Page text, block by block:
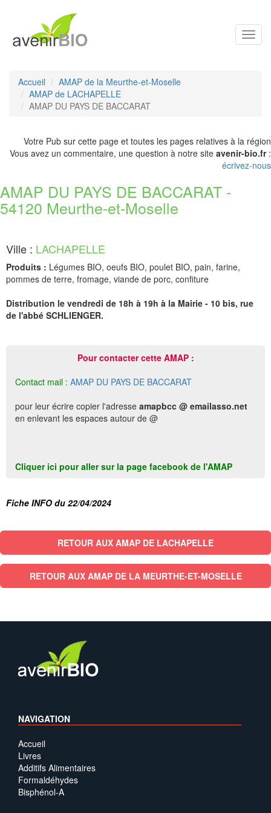
Accueil
AMAP de la Meurthe-et-Moselle
AMAP de LACHAPELLE
AMAP DU PAYS DE BACCARAT
Votre Pub sur cette page et toutes les pages relatives à la région
Vous avez un commentaire, une question à notre site avenir-bio.fr:
écrivez-nous
AMAP DU PAYS DE BACCARAT -
54120 Meurthe-et-Moselle
Ville : LACHAPELLE
Produits : Légumes BIO, oeufs BIO, poulet BIO, pain, farine,
pommes de terre, fromage, viande de porc, confiture
Distribution le vendredi de 18h à 19h à la Mairie - 10 bis, rue
de l'abbé SCHLIENGER.
Pour contacter cette AMAP :
Contact mail : AMAP DU PAYS DE BACCARAT
pour leur écrire copier l'adresse amapbcc @ emailasso.net
en enlevant les espaces autour de @
Cliquer ici pour aller sur la page facebook de l'AMAP
Fiche INFO du 22/04/2024
RETOUR AUX AMAP DE LACHAPELLE
RETOUR AUX AMAP DE LA MEURTHE-ET-MOSELLE
NAVIGATION
Accueil
Livres
Additifs Alimentaires
Formaldéhydes
Bisphénol-A